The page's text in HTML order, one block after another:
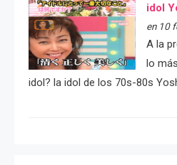
idol
en 10
A la
lo
idol? la idol de los 70s-80s